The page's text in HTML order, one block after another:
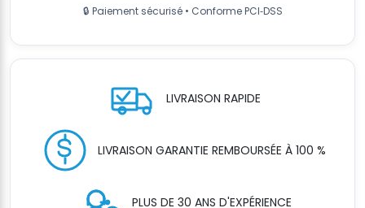
avec
et
chargeur
🔒 Paiement sécurisé • Conforme PCI‑DSS
LIVRAISON RAPIDE
LIVRAISON GARANTIE REMBOURSÉE À 100 %
PLUS DE 30 ANS D'EXPÉRIENCE